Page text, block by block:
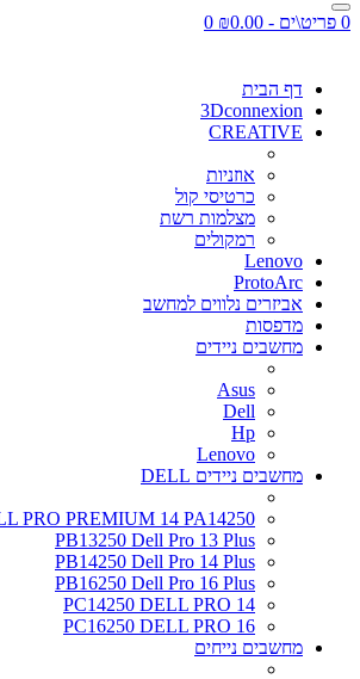
0 פריט\ים - ₪0.00 0
דף הבית
3Dconnexion
CREATIVE
אוזניות
כרטיסי קול
מצלמות רשת
רמקולים
Lenovo
ProtoArc
אביזרים נלווים למחשב
מדפסות
מחשבים ניידים
Asus
Dell
Hp
Lenovo
מחשבים ניידים DELL
PRO PREMIUM 14 PA14250
PB13250 Dell Pro 13 Plus
PB14250 Dell Pro 14 Plus
PB16250 Dell Pro 16 Plus
PC14250 DELL PRO 14
PC16250 DELL PRO 16
מחשבים נייחים